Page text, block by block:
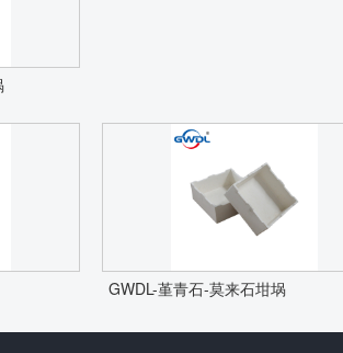
GWDL-堇青石-莫来石坩埚